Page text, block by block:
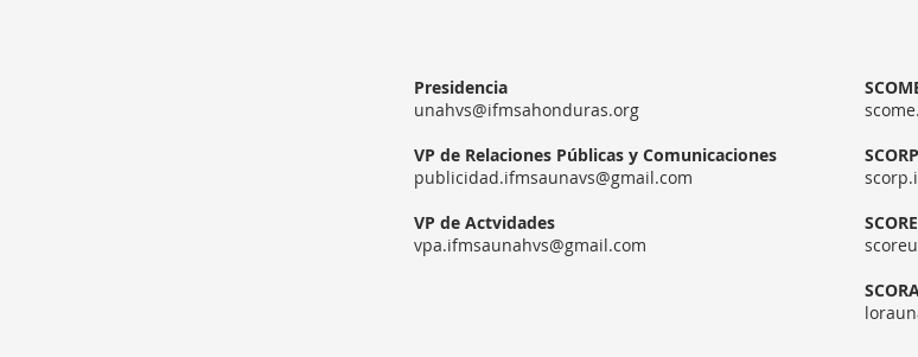
Presidencia
unahvs@ifmsahonduras.org
VP de Relaciones Públicas y Comunicaciones
publicidad.ifmsaunavs@gmail.com
VP de Actvidades
vpa.ifmsaunahvs@gmail.com
SCORP
SCORE